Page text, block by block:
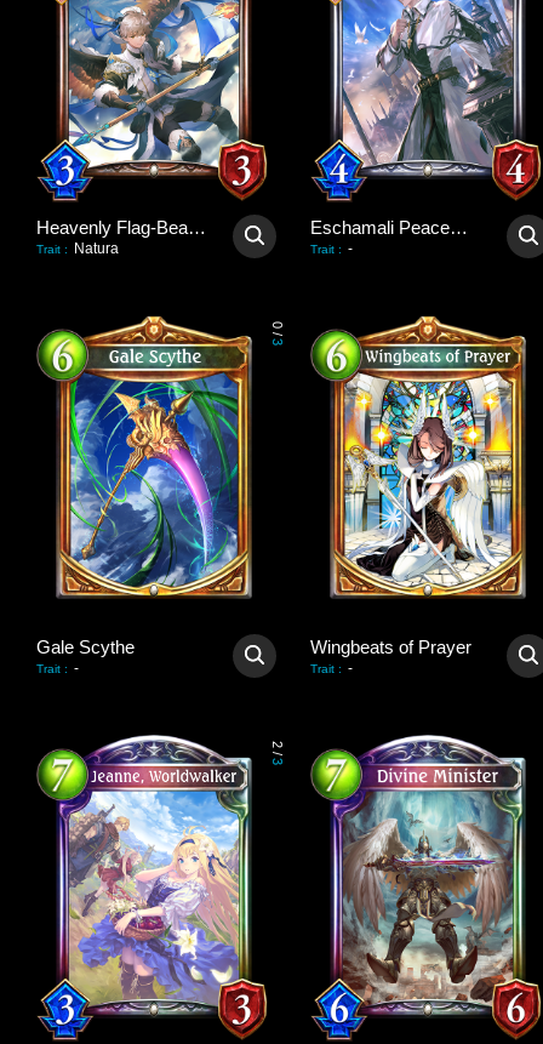
Heavenly Flag-Bearer
Trait : Natura
Eschamali Peacemaker
Trait : -
0
/
3
Gale Scythe
Trait : -
Wingbeats of Prayer
Trait : -
2
/
3